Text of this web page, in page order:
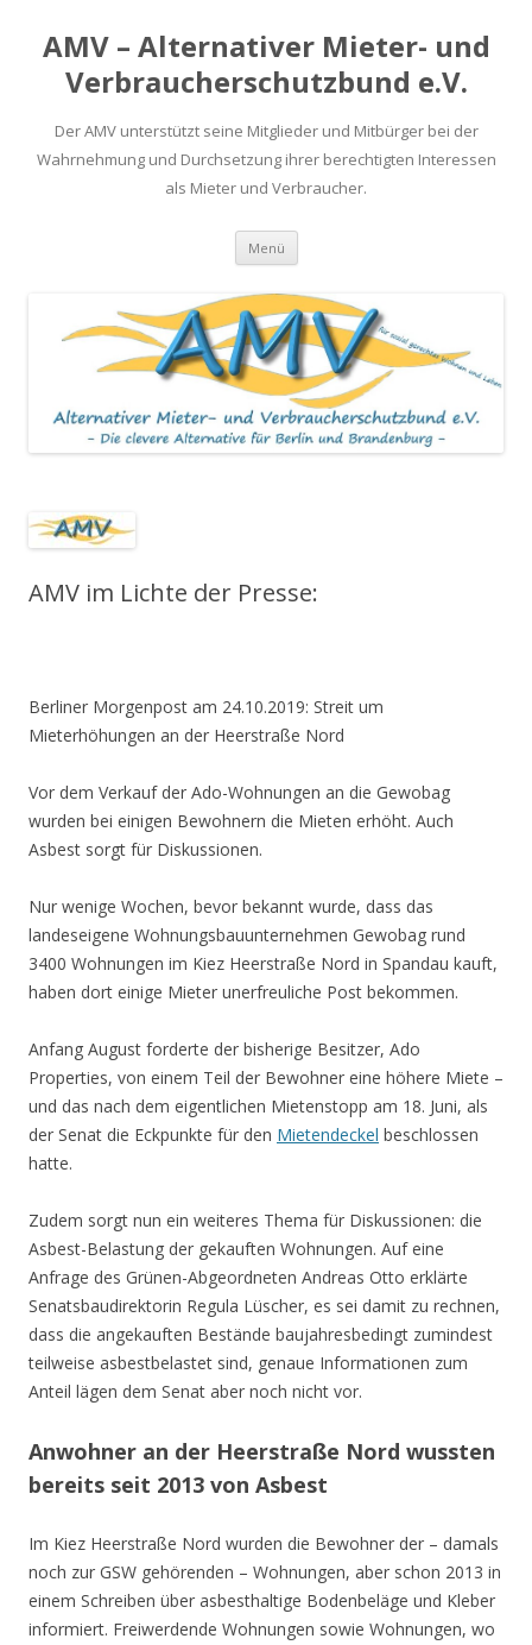
AMV – Alternativer Mieter- und
Verbraucherschutzbund e.V.
Der AMV unterstützt seine Mitglieder und Mitbürger bei der
Wahrnehmung und Durchsetzung ihrer berechtigten Interessen
als Mieter und Verbraucher.
Menü Springe
Inhalt
AMV im Lichte der Presse:
Berliner Morgenpost am 24.10.2019: Streit um
Mieterhöhungen an der Heerstraße Nord
Vor dem Verkauf der Ado-Wohnungen an die Gewobag
wurden bei einigen Bewohnern die Mieten erhöht. Auch
Asbest sorgt für Diskussionen.
Nur wenige Wochen, bevor bekannt wurde, dass das
landeseigene Wohnungsbauunternehmen Gewobag rund
3400 Wohnungen im Kiez Heerstraße Nord in Spandau kauft,
haben dort einige Mieter unerfreuliche Post bekommen.
Anfang August forderte der bisherige Besitzer, Ado
Properties, von einem Teil der Bewohner eine höhere Miete –
und das nach dem eigentlichen Mietenstopp am 18. Juni, als
der Senat die Eckpunkte für den Mietendeckel beschlossen
hatte.
Zudem sorgt nun ein weiteres Thema für Diskussionen: die
Asbest-Belastung der gekauften Wohnungen. Auf eine
Anfrage des Grünen-Abgeordneten Andreas Otto erklärte
Senatsbaudirektorin Regula Lüscher, es sei damit zu rechnen,
dass die angekauften Bestände baujahresbedingt zumindest
teilweise asbestbelastet sind, genaue Informationen zum
Anteil lägen dem Senat aber noch nicht vor.
Anwohner an der Heerstraße Nord wussten
bereits seit 2013 von Asbest
Im Kiez Heerstraße Nord wurden die Bewohner der – damals
noch zur GSW gehörenden – Wohnungen, aber schon 2013 in
einem Schreiben über asbesthaltige Bodenbeläge und Kleber
informiert. Freiwerdende Wohnungen sowie Wohnungen, wo